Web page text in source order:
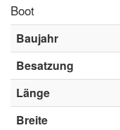
Boot
Baujahr
Besatzung
Länge
Breite